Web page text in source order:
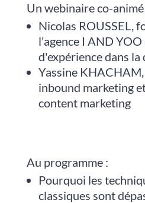
Un webinaire co-
Nicolas ROUSSEL,
l'agence I AND YOO
d'expérience dans
Yassine
inbound marketing
content marketing
Au programme :
Pourquoi les
classiques sont